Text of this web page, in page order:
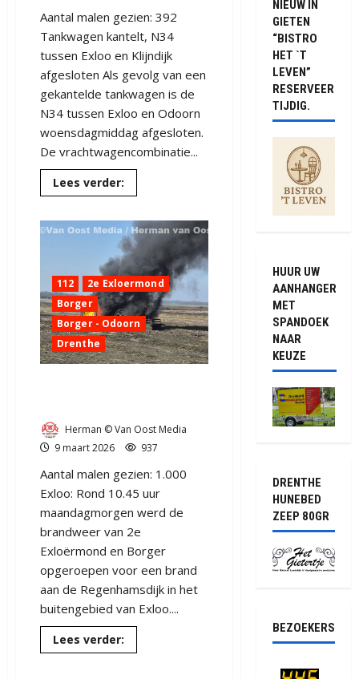
Aantal malen gezien: 392
Tankwagen kantelt, N34
tussen Exloo en Klijndijk
afgesloten Als gevolg van een
gekantelde tankwagen is de
N34 tussen Exloo en Odoorn
woensdagmiddag afgesloten.
De vrachtwagencombinatie...
Lees verder:
meer
met
oplegger
raakt
door
klapband
van
de
N34
bij
Exloo
(video)
112
2e Exloermond
Borger
Borger - Odoorn
Drenthe
Herman © Van Oost Media
9 maart 2026
937
Aantal malen gezien: 1.000
Exloo: Rond 10.45 uur
maandagmorgen werd de
brandweer van 2e
Exloërmond en Borger
opgeroepen voor een brand
aan de Regenhamsdijk in het
buitengebied van Exloo....
Lees verder:
meer
NIEUW IN
GIETEN
“BISTRO
HET `T
LEVEN”
RESERVEER
TIJDIG.
HUUR UW
AANHANGER
MET
SPANDOEK
NAAR
KEUZE
DRENTHE
HUNEBED
ZEEP 80GR
BEZOEKERS